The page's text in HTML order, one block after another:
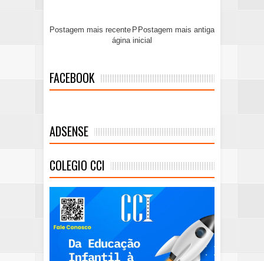
Postagem mais recente Postagem mais antiga
P
ágina inicial
FACEBOOK
ADSENSE
COLEGIO CCI